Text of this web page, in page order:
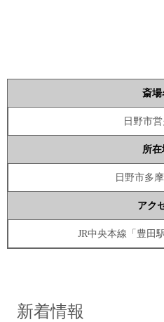
斎場
日野市
所在
日野市多
アク
JR中央本線「豊田
新着情報